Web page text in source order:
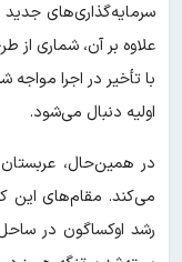
علاوه بر آن، شماری از
با تأخیر در اجرا مواجه
اولیه دنبال می‌شود.
در همین‌حال،
می‌کند. مقام‌های این
رشد اوکساگون در